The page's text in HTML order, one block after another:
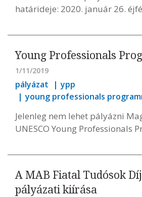
határideje: 2020. január 26.
Young Professionals
1/11/2019
pályázat
ypp
young professionals
Jelenleg nem lehet pályázni
UNESCO Young Professionals
A MAB Fiatal Tudósok
pályázati kiírása